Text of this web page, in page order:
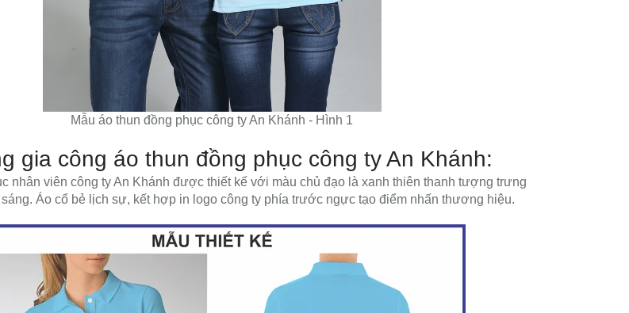
Mẫu áo thun đồng phục công ty An Khánh - Hình 1
gia công áo thun đồng phục công ty An Khánh:
nhân viên công ty An Khánh được thiết kế với màu chủ đạo là xanh thiên thanh tượng trưng
Áo cổ bẻ lịch sự, kết hợp in logo công ty phía trước ngực tạo điểm nhấn thương hiệu.